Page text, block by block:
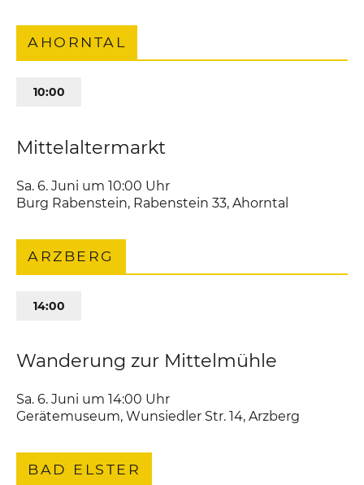
AHORNTAL
10:00
Mittelaltermarkt
Sa. 6. Juni um 10:00 Uhr
Burg Rabenstein, Rabenstein 33 Ahorntal
ARZBERG
14:00
Wanderung zur Mittelmühle
Sa. 6. Juni um 14:00 Uhr
Gerätemuseum,Wunsiedler Str. 14 Arzberg
BAD ELSTER